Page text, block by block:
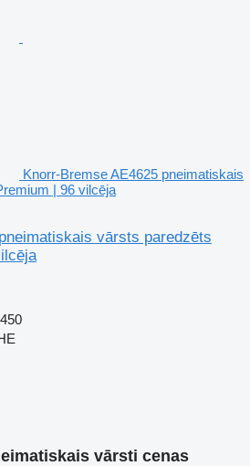
Knorr-Bremse AE4625 pneimatiskais
| 96 vilcēja
vārsts paredzēts
vārsti cenas